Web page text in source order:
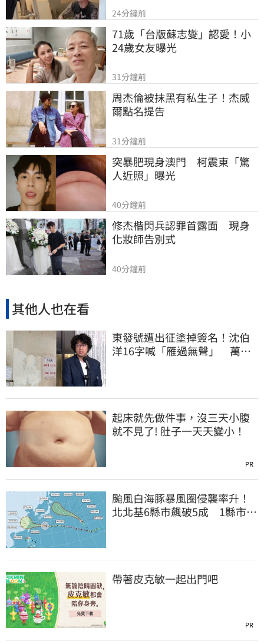
24分鐘前
71歲「台版蘇志燮」認愛！小
24歲女友曝光
31分鐘前
周杰倫被抹黑有私生子！杰威
爾點名提告
31分鐘前
突暴肥現身澳門　柯震東「驚
人近照」曝光
40分鐘前
修杰楷閃兵認罪首露面　現身
化妝師告別式
40分鐘前
其他人也在看
東發號遭出征塗掉簽名！沈伯
洋16字喊「雁過無聲」 萬人
起床就先做件事，沒三天小腹
就不見了! 肚子一天天變小！
PR
颱風白海豚暴風圈侵襲率升！
北北基6縣市飆破5成 1縣市
帶著皮克敏一起出門吧
PR